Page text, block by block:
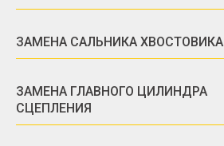
ЗАМЕНА САЛЬНИКА ХВОСТОВИКА
ЗАМЕНА ГЛАВНОГО ЦИЛИНДРА
СЦЕПЛЕНИЯ